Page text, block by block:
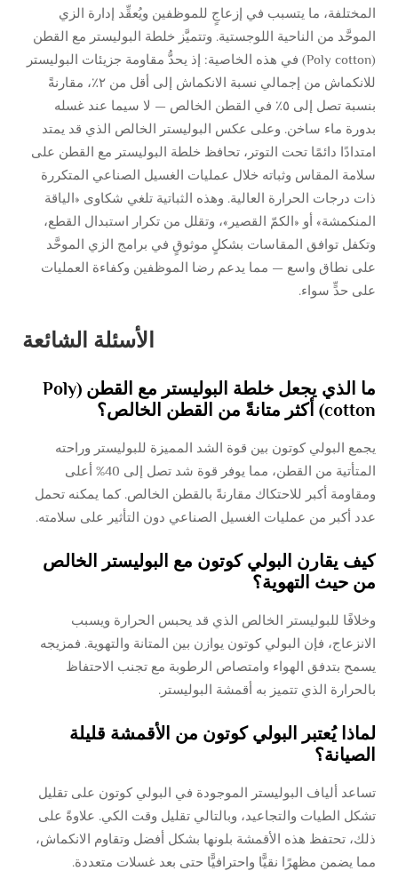
المختلفة، ما يتسبب في إزعاجٍ للموظفين ويُعقِّد إدارة الزي
الموحَّد من الناحية اللوجستية. وتتميَّز خلطة البوليستر مع القطن
(Poly cotton) في هذه الخاصية: إذ يحدُّ مقاومة جزيئات البوليستر
للانكماش من إجمالي نسبة الانكماش إلى أقل من ٢٪، مقارنةً
بنسبة تصل إلى ٥٪ في القطن الخالص — لا سيما عند غسله
بدورة ماء ساخن. وعلى عكس البوليستر الخالص الذي قد يمتد
امتدادًا دائمًا تحت التوتر، تحافظ خلطة البوليستر مع القطن على
سلامة المقاس وثباته خلال عمليات الغسيل الصناعي المتكررة
ذات درجات الحرارة العالية. وهذه الثباتية تلغي شكاوى «الياقة
المنكمشة» أو «الكمّ القصير»، وتقلل من تكرار استبدال القطع،
وتكفل توافق المقاسات بشكلٍ موثوقٍ في برامج الزي الموحَّد
على نطاق واسع — مما يدعم رضا الموظفين وكفاءة العمليات
على حدٍّ سواء.
الأسئلة الشائعة
ما الذي يجعل خلطة البوليستر مع القطن (Poly
cotton) أكثر متانةً من القطن الخالص؟
يجمع البولي كوتون بين قوة الشد المميزة للبوليستر وراحته
المتأتية من القطن، مما يوفر قوة شد تصل إلى 40% أعلى
ومقاومة أكبر للاحتكاك مقارنةً بالقطن الخالص. كما يمكنه تحمل
عدد أكبر من عمليات الغسيل الصناعي دون التأثير على سلامته.
كيف يقارن البولي كوتون مع البوليستر الخالص
من حيث التهوية؟
وخلافًا للبوليستر الخالص الذي قد يحبس الحرارة ويسبب
الانزعاج، فإن البولي كوتون يوازن بين المتانة والتهوية. فمزيجه
يسمح بتدفق الهواء وامتصاص الرطوبة مع تجنب الاحتفاظ
بالحرارة الذي تتميز به أقمشة البوليستر.
لماذا يُعتبر البولي كوتون من الأقمشة قليلة
الصيانة؟
تساعد ألياف البوليستر الموجودة في البولي كوتون على تقليل
تشكل الطيات والتجاعيد، وبالتالي تقليل وقت الكي. علاوةً على
ذلك، تحتفظ هذه الأقمشة بلونها بشكل أفضل وتقاوم الانكماش،
مما يضمن مظهرًا نقيًّا واحترافيًّا حتى بعد غسلات متعددة.